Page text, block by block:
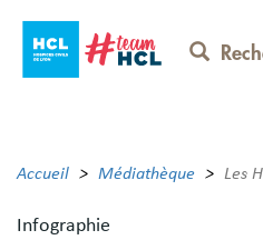
contenu
Accueil Médiathèque Les
Infographie